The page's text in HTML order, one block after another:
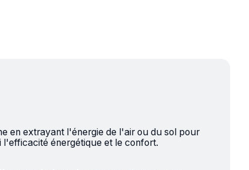
en extrayant l'énergie de l'air ou du sol pour
énergétique et le confort.